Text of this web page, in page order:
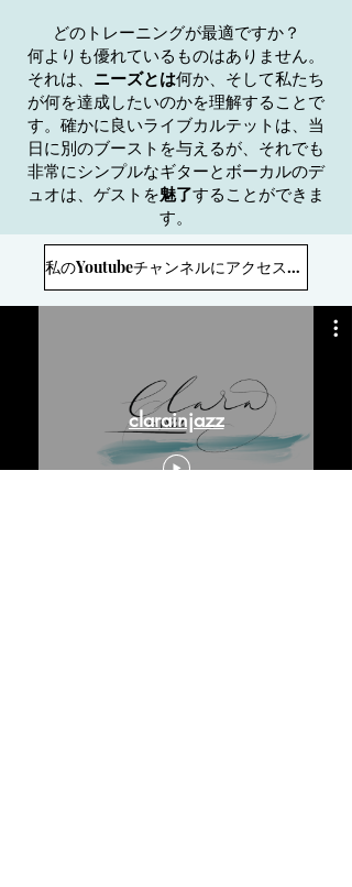
どのトレーニングが最適ですか？
何よりも優れているものはありません。
それは、 ニーズとは何か、そして私たち
が何を達成したいのかを理解することで
す。確かに良いライブカルテットは、当
日に別のブーストを与えるが、それでも
非常にシンプルなギターとボーカルのデ
ュオは、ゲストを魅了することができま
す。
clarainjazz
私のYoutubeチャンネルにアクセスしてください